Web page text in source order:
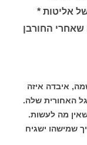
אליטות *
שאחרי החורבן
איבדה איזה
האחורית שלה.
מה לעשות.
שמישהו ישגיח